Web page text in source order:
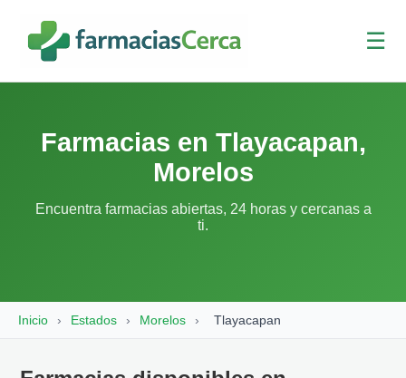
☰
Farmacias en Tlayacapan,
Morelos
Encuentra farmacias abiertas, 24 horas y cercanas a
ti.
Inicio › Estados › Morelos › Tlayacapan